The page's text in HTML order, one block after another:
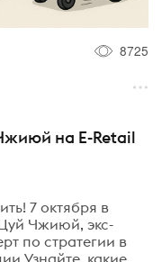
8725
на E-Retail
7 октября в
Чжиюй, экс-
по стратегии в
Узнайте, какие